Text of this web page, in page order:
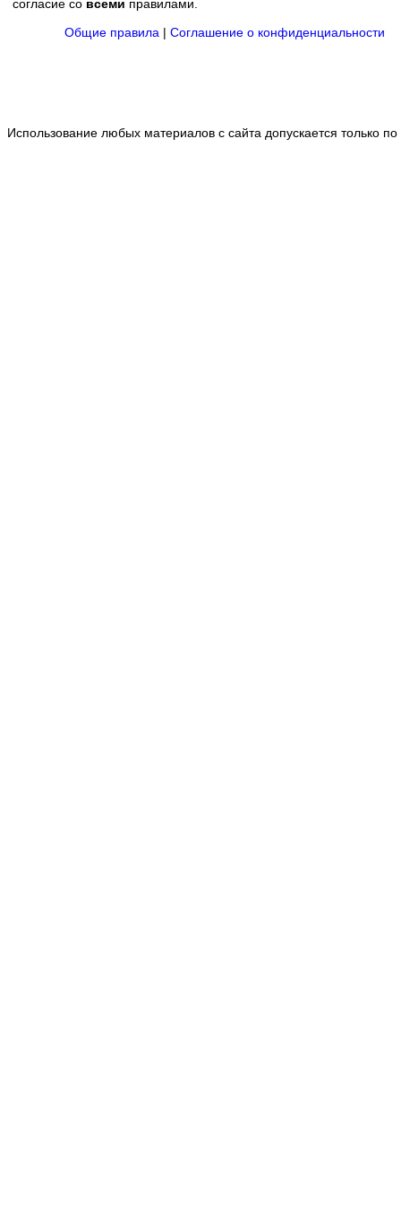
согласие со всеми правилами.
Общие правила | Соглашение о конфиденциальности
Использование любых материалов с сайта допускается только